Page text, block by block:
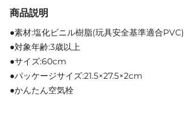
商品説明
●素材:塩化ビニル樹脂(玩具安全基準適合PVC)
●対象年齢:3歳以上
●サイズ:60cm
●パッケージサイズ:21.5×27.5×2cm
●かんたん空気栓